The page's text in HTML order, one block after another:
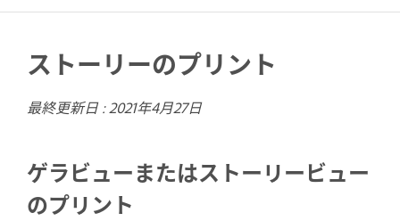
ストーリーのプリント
最終更新日 :2021年4月27日
ゲラビューまたはストーリービュー
のプリント